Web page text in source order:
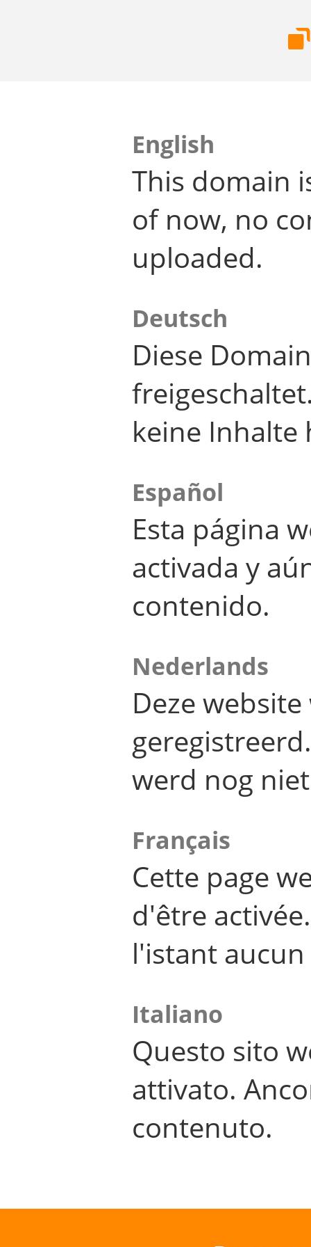
English
This domain
of now, no
uploaded.
Deutsch
Diese
keine Inhalte
Español
Esta página
activada y
contenido.
Nederlands
Deze
werd nog
Français
Cette page
d'être
l'istant
Italiano
Questo sito
attivato.
contenuto.